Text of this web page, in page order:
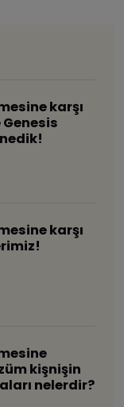
karşı
karşı
kişnişin
nelerdir?